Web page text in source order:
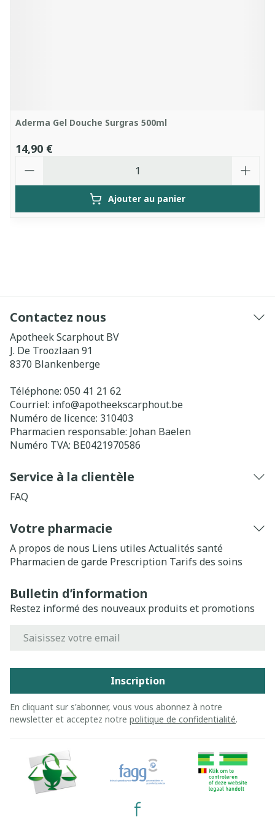
Aderma Gel Douche Surgras 500ml
14,90 €
Ajouter au panier
Contactez nous
Apotheek Scarphout BV
J. De Troozlaan 91
8370 Blankenberge
Téléphone: 050 41 21 62
Courriel: info@apotheekscarphout.be
Numéro de licence: 310403
Pharmacien responsable: Johan Baelen
Numéro TVA: BE0421970586
Service à la clientèle
FAQ
Votre pharmacie
A propos de nous Liens utiles Actualités santé
Pharmacien de garde Prescription Tarifs des soins
Bulletin d’information
Restez informé des nouveaux produits et promotions
Inscription
En cliquant sur s'abonner, vous vous abonnez à notre
newsletter et acceptez notre politique de confidentialité.